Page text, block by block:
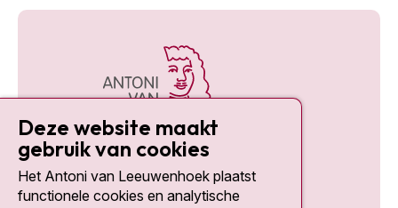
Social media
Deze website maakt
gebruik van cookies
Het Antoni van Leeuwenhoek plaatst
functionele cookies en analytische